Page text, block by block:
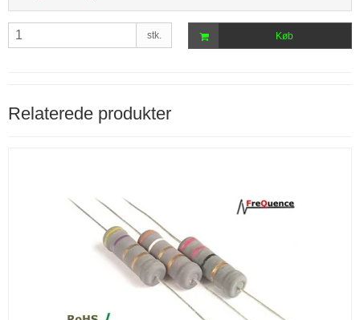
stk. Køb
Relaterede produkter